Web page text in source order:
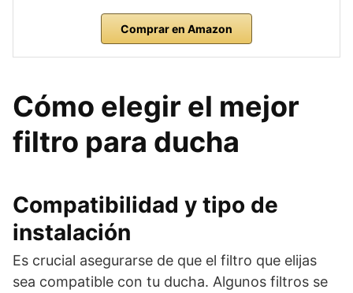
Comprar en Amazon
Cómo elegir el mejor
filtro para ducha
Compatibilidad y tipo de
instalación
Es crucial asegurarse de que el filtro que elijas
sea compatible con tu ducha. Algunos filtros se